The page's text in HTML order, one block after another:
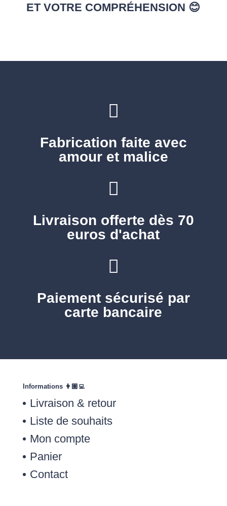
ET VOTRE COMPRÉHENSION 😊

Fabrication faite avec
amour et malice

Livraison offerte dès 70
euros d'achat

Paiement sécurisé par
carte bancaire
Informations 👩🏽‍💻
Livraison & retour
Liste de souhaits
Mon compte
Panier
Contact